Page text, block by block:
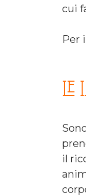
cui
Per
il